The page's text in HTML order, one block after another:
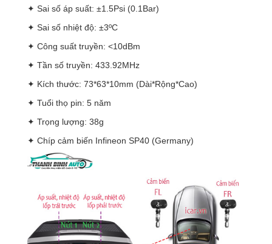
✦ Sai số áp suất: ±1.5Psi (0.1Bar)
✦ Sai số nhiệt độ: ±3ºC
✦ Công suất truyền: <10dBm
✦ Tần số truyền: 433.92MHz
✦ Kích thước: 73*63*10mm (Dài*Rộng*Cao)
✦ Tuổi thọ pin: 5 năm
✦ Trọng lượng: 38g
✦ Chíp cảm biến Infineon SP40 (Germany)